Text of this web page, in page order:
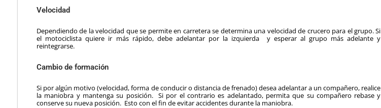
Velocidad
Dependiendo de la velocidad que se permite en carretera se determina una velocidad de crucero para el grupo. Si
el motociclista quiere ir más rápido, debe adelantar por la izquierda y esperar al grupo más adelante y
reintegrarse.
Cambio de formación
Si por algún motivo (velocidad, forma de conducir o distancia de frenado) desea adelantar a un compañero, realice
la maniobra y mantenga su posición. Si por el contrario es adelantado, permita que su compañero rebase y
conserve su nueva posición. Esto con el fin de evitar accidentes durante la maniobra.